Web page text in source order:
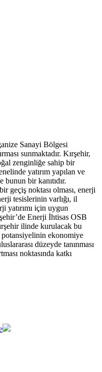
Sanayi Bölgesi
sunmaktadır. Kırşehir,
zenginliğe sahip bir
yatırım yapılan ve
bir kanıtıdır.
geçiş noktası olması, enerji
tesislerinin varlığı, il
yatırımı için uygun
Enerji İhtisas OSB
ilinde kurulacak bu
ekonomiye
düzeyde tanınması
noktasında katkı